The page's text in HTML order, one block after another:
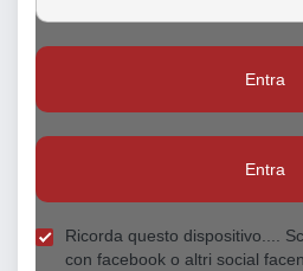
Entra
Entra
Ricorda questo dispositivo....
con facebook o altri social